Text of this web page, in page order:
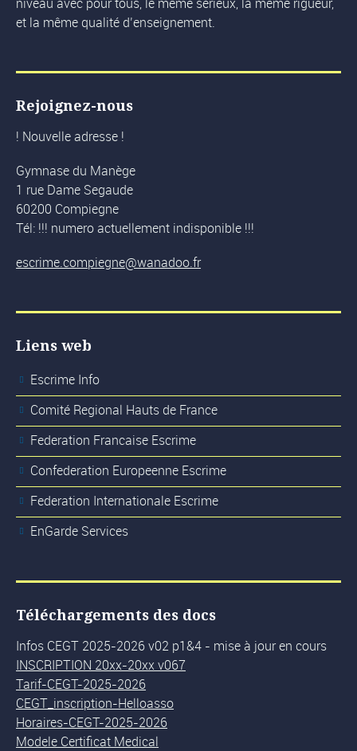
et la même qualité d’enseignement.
Rejoignez-nous
! Nouvelle adresse !
Gymnase du Manège
1 rue Dame Segaude
60200 Compiegne
Tél: !!! numero actuellement indisponible !!!
escrime.compiegne@wanadoo.fr
Liens web
Escrime Info
Comité Regional Hauts de France
Federation Francaise Escrime
Confederation Europeenne Escrime
Federation Internationale Escrime
EnGarde Services
Téléchargements des docs
Infos CEGT 2025-2026 v02 p1&4 - mise à jour en cours
INSCRIPTION 20xx-20xx v067
Tarif-CEGT-2025-2026
CEGT_inscription-Helloasso
Horaires-CEGT-2025-2026
Modele Certificat Medical